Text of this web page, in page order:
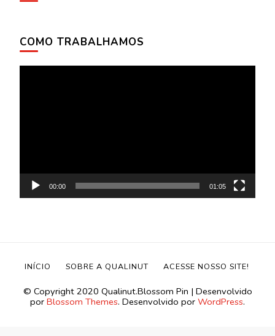
COMO TRABALHAMOS
00:00 01:05
©️ Copyright 2020 Qualinut.Blossom Pin | Desenvolvido
por Blossom Themes. Desenvolvido por WordPress.
INÍCIO SOBRE A QUALINUT ACESSE NOSSO SITE!